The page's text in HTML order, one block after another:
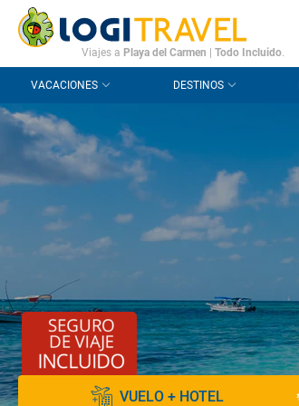
CONTACTO PREGUNTAS FRECUENTES
Viajes a Playa del Carmen Todo Incluido.
VACACIONES DESTINOS
VUELO + HOTEL